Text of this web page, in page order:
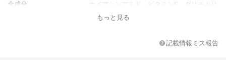
全成分
ナイアシンアミド、ビタミンE、グリチルリ
チン酸類、ニーム葉エキス、キャロットオ
もっと見る
記載情報ミス報告